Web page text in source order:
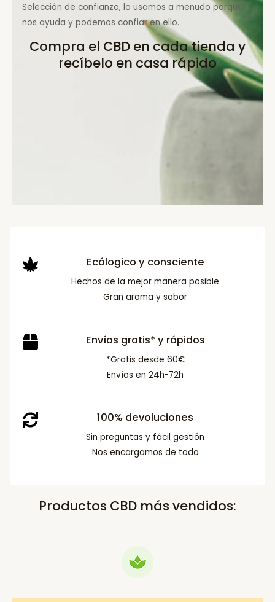
Selección de confianza, lo usamos a menudo porque
nos ayuda y podemos confiar en ello.
Compra el CBD en cada tienda y
recíbelo en casa rápido
Ecólogico y consciente
Hechos de la mejor manera posible
Gran aroma y sabor
Envíos gratis* y rápidos
*Gratis desde 60€
Envíos en 24h-72h
100% devoluciones
Sin preguntas y fácil gestión
Nos encargamos de todo
Productos CBD más vendidos: